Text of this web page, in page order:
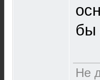
бы
Не